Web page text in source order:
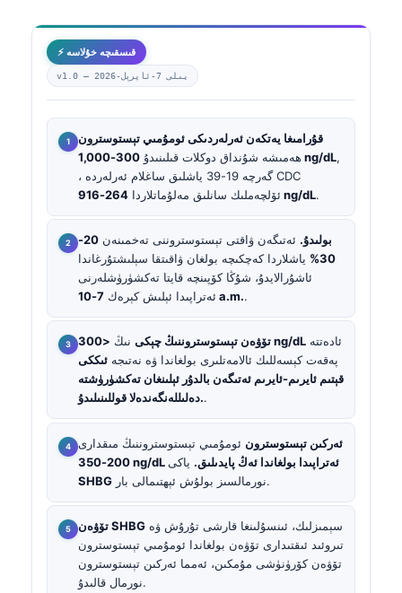
⚡ قىسقىچە خۇلاسە
v1.0 — 2026-يىلى 7-ئاپرېل
قۇرامىغا يەتكەن ئەرلەردىكى ئومۇمىي تېستوسترون
ھەمىشە شۇنداق دوكلات قىلىنىدۇ 300-1,000 ng/dL,
، گەرچە 19-39 ياشلىق ساغلام ئەرلەردە CDC
ئۆلچەملىك سانلىق مەلۇماتلاردا 264-916 ng/dL.
بولىدۇ. ئەتىگەن ۋاقتى تېستوستروننى تەخمىنەن
20-
30%
ياشلاردا كەچكىچە بولغان ۋاقىتقا سېلىشتۇرغاندا
ئاشۇرالايدۇ، شۇڭا كۆپىنچە قايتا تەكشۈرۈشلەرنى
ئەتراپىدا ئېلىش كېرەك 7-10 a.m..
تۆۋەن تېستوستروننىڭ چېكى نىڭ <300 ng/dL
پەقەت كېسەللىك ئالامەتلىرى بولغاندا ۋە نەتىجە ئىككى
قېتىم ئايرىم-ئايرىم ئەتىگەن بالدۇر ئېلىنغان تەكشۈرۈشتە
دەلىللەنگەندەلا قوللىنىلىدۇ..
ئەركىن تېستوسترون ئومۇمىي تېستوستروننىڭ مىقدارى
200-350 ng/dL ئەتراپىدا بولغاندا ئەڭ پايدىلىق. ياكى
SHBG
نورمالسىز بولۇش ئېھتىمالى بار.
تۆۋەن SHBG
تىروئىد ئىقتىدارى تۆۋەن بولغاندا ئومۇمىي تېستوسترون
تۆۋەن كۆرۈنۈشى مۇمكىن، ئەمما ئەركىن تېستوسترون
نورمال قالىدۇ.